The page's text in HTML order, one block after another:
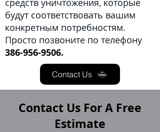
средств уничтожения, которые
будут соответствовать вашим
конкретным потребностям.
Просто позвоните по телефону
386-956-9506.
Contact Us
Contact Us For A Free
Estimate